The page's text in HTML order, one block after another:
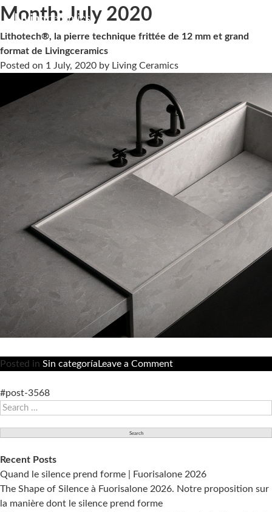
Month:July 2020
Lithotech®, la pierre technique frittée de 12 mm et grand
format de Livingceramics
Posted on 1 July, 2020 by Living Ceramics
Posted in Sin categoría Leave a Commenton
frittée
mm
et
#post-3568
Search
Recent Posts
Quand le silence prend forme | Fuorisalone 2026
The Shape of Silence à Fuorisalone 2026. Notre proposition sur
la manière dont le silence prend forme